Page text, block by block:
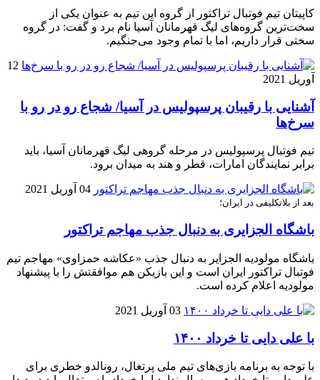
کاپیتان تیم فوتبال تراکتور از گروه این تیم به عنوان یکی از
سخت‌ترین گروه‌های لیگ قهرمانان آسیا نام برد و گفت: در گروه
سختی قرار داریم، اما با تمام وجود می‌‎جنگیم.
12
آوریل 2021
آشنایی با رقیبان پرسپولیس در آسیا/ شجاع رو در رو با
سرخ‌ها
تیم فوتبال پرسپولیس در مرحله گروهی لیگ قهرمانان آسیا، باید
برابر نمایندگان امارات، قطر و هند به میدان برود.
04 آوریل 2021
بعد از بلاتکلیفی در ایران؛
باشگاه الجزایری به دنبال جذب مهاجم تراکتور
باشگاه مولودیه الجزایر به دنبال جذب «عکاشه حمزاوی» مهاجم تیم
فوتبال تراکتور ایران است و این بازیکن هم موافقتش را با پیشنهاد
مولودیه اعلام کرده است.
03 آوریل 2021
با علی دایی تا خرداد ۱۴۰۰
با توجه به برنامه بازی‌های تیم ملی پرتغال، رونالدو خطری برای